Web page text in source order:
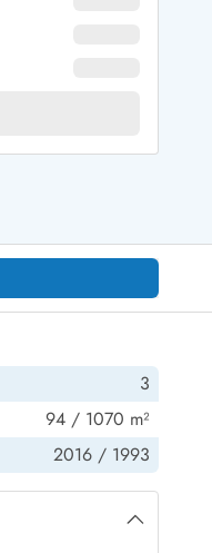
3
94 / 1070 m²
2016 / 1993